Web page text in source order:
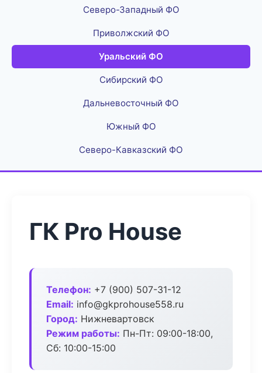
Северо-Западный ФО
Приволжский ФО
Уральский ФО
Сибирский ФО
Дальневосточный ФО
Южный ФО
Северо-Кавказский ФО
ГК Pro House
Телефон: +7 (900) 507-31-12
Email: info@gkprohouse558.ru
Город: Нижневартовск
Режим работы: Пн-Пт: 09:00-18:00,
Сб: 10:00-15:00